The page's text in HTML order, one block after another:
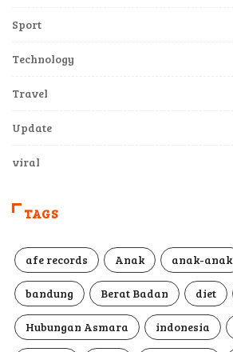
Sport
Technology
Travel
Update
viral
TAGS
afe records Anak anak-anak
bandung Berat Badan diet
Hubungan Asmara indonesia